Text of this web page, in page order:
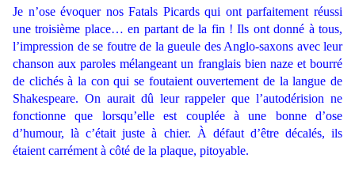
Je n’ose évoquer nos Fatals Picards qui ont parfaitement réussi
une troisième place… en partant de la fin ! Ils ont donné à tous,
l’impression de se foutre de la gueule des Anglo-saxons avec leur
chanson aux paroles mélangeant un franglais bien naze et bourré
de clichés à la con qui se foutaient ouvertement de la langue de
Shakespeare. On aurait dû leur rappeler que l’autodérision ne
fonctionne que lorsqu’elle est couplée à une bonne d’ose
d’humour, là c’était juste à chier. À défaut d’être décalés, ils
étaient carrément à côté de la plaque, pitoyable.